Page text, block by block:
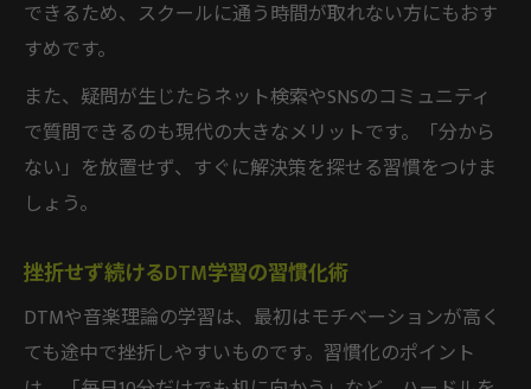
DTM初心者が挫折しないための習慣化法
音楽理論をDTMで身につける習慣の極意
できるため、スクールに通う時間が取れない方にもおす
すめです。
また、疑問が生じたらネット検索やSNSのコミュニティ
で質問できるのも現代の大きなメリットです。「分から
ない」を放置せず、すぐに解決策を探せる習慣をつけま
しょう。
挫折せず続けるDTM学習の習慣化術
DTMや音楽理論の学習は、最初はモチベーションが高く
ても途中で挫折しやすいものです。習慣化のポイント